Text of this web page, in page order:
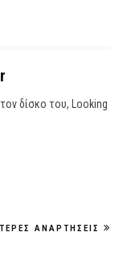
δίσκο του, Looking
ΑΝΑΡΤΉΣΕΙΣ